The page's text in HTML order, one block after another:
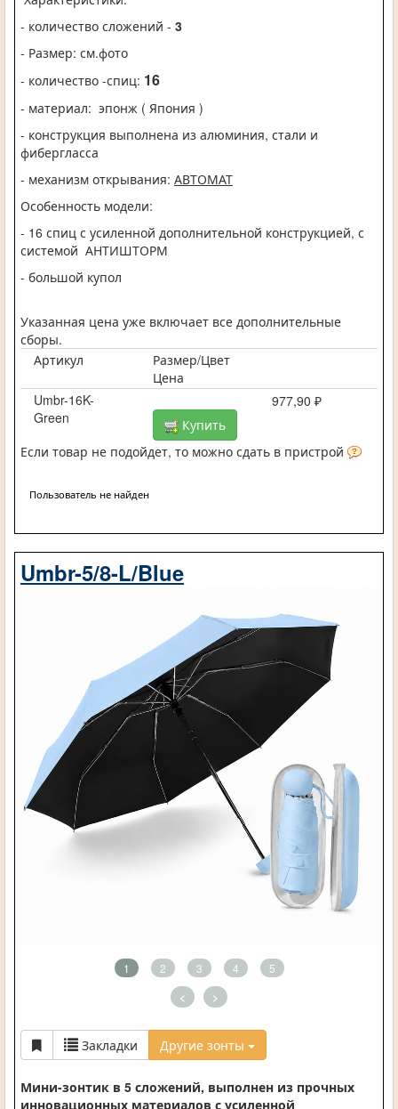
- количество сложений - 3
- Размер: см.фото
- количество -спиц: 16
- материал: эпонж ( Япония )
- конструкция выполнена из алюминия, стали и
фибергласса
- механизм открывания: АВТОМАТ
Особенность модели:
- 16 спиц с усиленной дополнительной конструкцией, с
системой АНТИШТОРМ
- большой купол
Указанная цена уже включает все дополнительные
сборы.
Артикул
Размер/Цвет
Цена
Umbr-16K-
Green
977,90 ₽
Купить
Если товар не подойдет, то можно сдать в пристрой
Пользователь не найден
Umbr-5/8-L/Blue
1 2 3 4 5
< >
Закладки Другие зонты
Мини-зонтик в 5 сложений, выполнен из прочных
инновационных материалов с усиленной